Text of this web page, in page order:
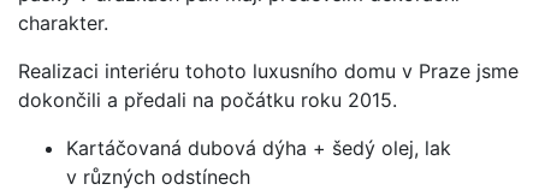
charakter.
Realizaci interiéru tohoto luxusního domu v Praze jsme
dokončili a předali na počátku roku 2015.
Kartáčovaná dubová dýha + šedý olej, lak
v různých odstínech